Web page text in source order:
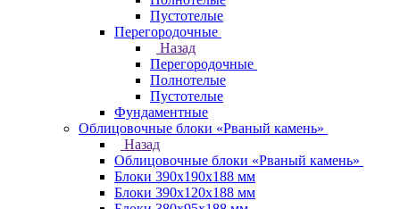
Пустотелые
Перегородочные
Назад
Перегородочные
Полнотелые
Пустотелые
Фундаментные
Облицовочные блоки «Рваный камень»
Назад
Облицовочные блоки «Рваный камень»
Блоки 390х190х188 мм
Блоки 390х120х188 мм